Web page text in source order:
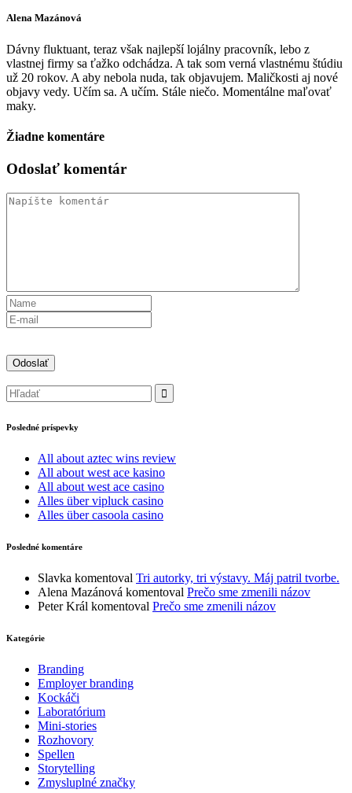
Alena Mazánová
Dávny fluktuant, teraz však najlepší lojálny pracovník, lebo z
vlastnej firmy sa ťažko odchádza. A tak som verná vlastnému štúdiu
už 20 rokov. A aby nebola nuda, tak objavujem. Maličkosti aj nové
objavy vedy. Učím sa. A učím. Stále niečo. Momentálne maľovať
maky.
Žiadne komentáre
Odoslať komentár
Posledné príspevky
All about aztec wins review
All about west ace kasino
All about west ace casino
Alles über vipluck casino
Alles über casoola casino
Posledné komentáre
Slavka komentoval Tri autorky, tri výstavy. Máj patril tvorbe.
Alena Mazánová komentoval Prečo sme zmenili názov
Peter Král komentoval Prečo sme zmenili názov
Kategórie
Branding
Employer branding
Kockáči
Laboratórium
Mini-stories
Rozhovory
Spellen
Storytelling
Zmysluplné značky